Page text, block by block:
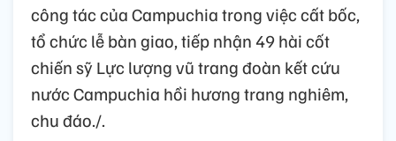
công tác của Campuchia trong việc cất bốc,
tổ chức lễ bàn giao, tiếp nhận 49 hài cốt
chiến sỹ Lực lượng vũ trang đoàn kết cứu
nước Campuchia hồi hương trang nghiêm,
chu đáo./.